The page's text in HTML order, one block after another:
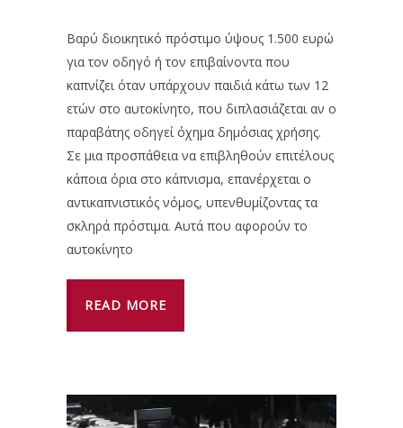
Βαρύ διοικητικό πρόστιμο ύψους 1.500 ευρώ
για τον οδηγό ή τον επιβαίνοντα που
καπνίζει όταν υπάρχουν παιδιά κάτω των 12
ετών στο αυτοκίνητο, που διπλασιάζεται αν ο
παραβάτης οδηγεί όχημα δημόσιας χρήσης.
Σε μια προσπάθεια να επιβληθούν επιτέλους
κάποια όρια στο κάπνισμα, επανέρχεται ο
αντικαπνιστικός νόμος, υπενθυμίζοντας τα
σκληρά πρόστιμα. Αυτά που αφορούν το
αυτοκίνητο
READ MORE